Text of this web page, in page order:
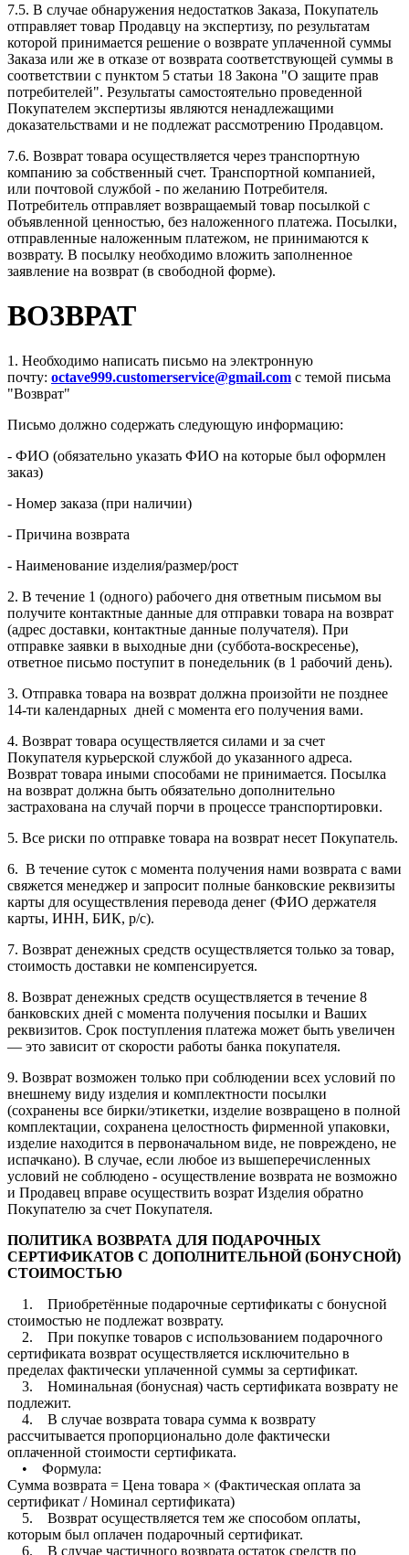
7.5. В случае обнаружения недостатков Заказа, Покупатель
отправляет товар Продавцу на экспертизу, по результатам
которой принимается решение о возврате уплаченной суммы
Заказа или же в отказе от возврата соответствующей суммы в
соответствии с пунктом 5 статьи 18 Закона "О защите прав
потребителей". Результаты самостоятельно проведенной
Покупателем экспертизы являются ненадлежащими
доказательствами и не подлежат рассмотрению Продавцом.
7.6. Возврат товара осуществляется через транспортную
компанию за собственный счет. Транспортной компанией,
или почтовой службой - по желанию Потребителя.
Потребитель отправляет возвращаемый товар посылкой с
объявленной ценностью, без наложенного платежа. Посылки,
отправленные наложенным платежом, не принимаются к
возврату. В посылку необходимо вложить заполненное
заявление на возврат (в свободной форме).
ВОЗВРАТ
1. Необходимо написать письмо на электронную
почту: octave999.customerservice@gmail.com с темой письма
"Возврат"
Письмо должно содержать следующую информацию:
- ФИО (обязательно указать ФИО на которые был оформлен
заказ)
- Номер заказа (при наличии)
- Причина возврата
- Наименование изделия/размер/рост
2. В течение 1 (одного) рабочего дня ответным письмом вы
получите контактные данные для отправки товара на возврат
(адрес доставки, контактные данные получателя). При
отправке заявки в выходные дни (суббота-воскресенье),
ответное письмо поступит в понедельник (в 1 рабочий день).
3. Отправка товара на возврат должна произойти не позднее
14-ти календарных дней с момента его получения вами.
4. Возврат товара осуществляется силами и за счет
Покупателя курьерской службой до указанного адреса.
Возврат товара иными способами не принимается. Посылка
на возврат должна быть обязательно дополнительно
застрахована на случай порчи в процессе транспортировки.
5. Все риски по отправке товара на возврат несет Покупатель.
6. В течение суток с момента получения нами возврата с вами
свяжется менеджер и запросит полные банковские реквизиты
карты для осуществления перевода денег (ФИО держателя
карты, ИНН, БИК, р/с).
7. Возврат денежных средств осуществляется только за товар,
стоимость доставки не компенсируется.
8. Возврат денежных средств осуществляется в течение 8
банковских дней с момента получения посылки и Ваших
реквизитов. Срок поступления платежа может быть увеличен
— это зависит от скорости работы банка покупателя.
9. Возврат возможен только при соблюдении всех условий по
внешнему виду изделия и комплектности посылки
(сохранены все бирки/этикетки, изделие возвращено в полной
комплектации, сохранена целостность фирменной упаковки,
изделие находится в первоначальном виде, не повреждено, не
испачкано). В случае, если любое из вышеперечисленных
условий не соблюдено - осуществление возврата не возможно
и Продавец вправе осуществить возрат Изделия обратно
Покупателю за счет Покупателя.
ПОЛИТИКА ВОЗВРАТА ДЛЯ ПОДАРОЧНЫХ
СЕРТИФИКАТОВ С ДОПОЛНИТЕЛЬНОЙ (БОНУСНОЙ)
СТОИМОСТЬЮ
1. Приобретённые подарочные сертификаты с бонусной
стоимостью не подлежат возврату.
2. При покупке товаров с использованием подарочного
сертификата возврат осуществляется исключительно в
пределах фактически уплаченной суммы за сертификат.
3. Номинальная (бонусная) часть сертификата возврату не
подлежит.
4. В случае возврата товара сумма к возврату
рассчитывается пропорционально доле фактически
оплаченной стоимости сертификата.
• Формула:
Сумма возврата = Цена товара × (Фактическая оплата за
сертификат / Номинал сертификата)
5. Возврат осуществляется тем же способом оплаты,
которым был оплачен подарочный сертификат.
6. В случае частичного возврата остаток средств по